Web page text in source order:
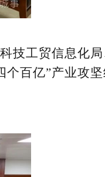
技工贸信息化
百亿”产业攻